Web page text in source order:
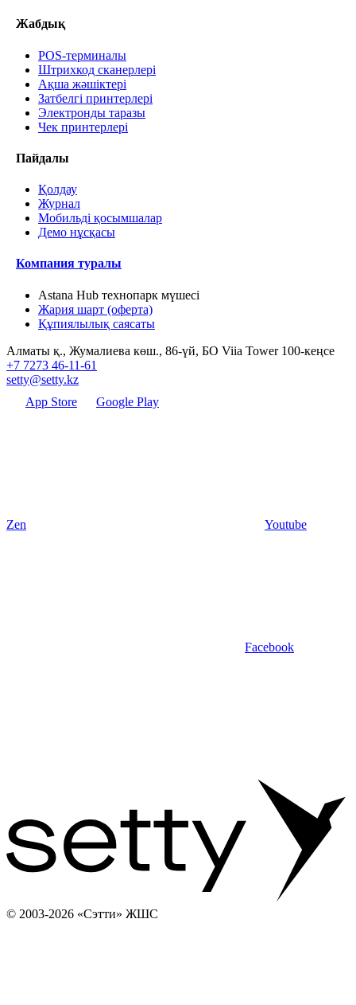
Жабдық
POS-терминалы
Штрихкод сканерлері
Ақша жәшіктері
Затбелгі принтерлері
Электронды таразы
Чек принтерлері
Пайдалы
Қолдау
Журнал
Мобильді қосымшалар
Демо нұсқасы
Компания туралы
Astana Hub технопарк мүшесі
Жария шарт (оферта)
Құпиялылық саясаты
Алматы қ., Жумалиева көш., 86-үй, БО Viia Tower 100-кеңсе
+7 7273 46-11-61
setty@setty.kz
App Store
Google Play
Zen Youtube
Facebook
© 2003-2026 «Сэтти» ЖШС